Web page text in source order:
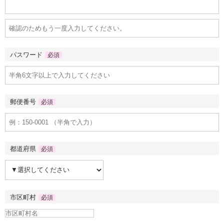
パスワード 必須
郵便番号 必須
都道府県 必須
市区町村 必須